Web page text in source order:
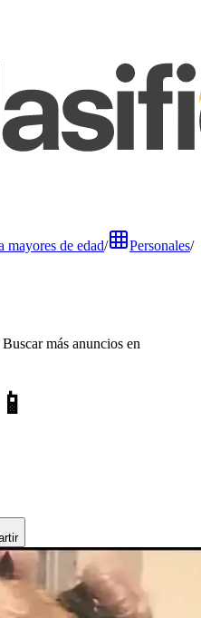
mayores de edad/ Personales/
Buscar más anuncios en